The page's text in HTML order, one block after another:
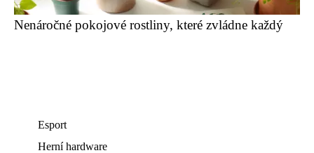
Nenáročné pokojové rostliny, které zvládne každý
Esport
Herní hardware